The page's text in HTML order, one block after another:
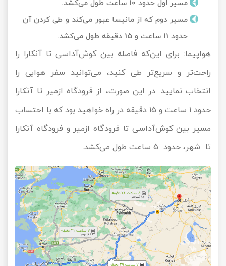
مسیر اول حدود 10 ساعت طول می‌کشد.
مسیر دوم که از مانیسا عبور می‌کند و طی کردن آن
حدود 11 ساعت و 15 دقیقه طول می‌کشد.
هواپیما: برای این‌که فاصله بین کوش‌آداسی تا آنکارا را
راحت‌تر و سریع‌تر طی کنید، می‌توانید سفر هوایی را
انتخاب نمایید. در این صورت، از فرودگاه ازمیر تا آنکارا
حدود 1 ساعت و 15 دقیقه در راه خواهید بود که با احتساب
مسیر بین کوش‌آداسی تا فرودگاه ازمیر و فرودگاه آنکارا
تا شهر، حدود 5 ساعت طول می‌کشد.